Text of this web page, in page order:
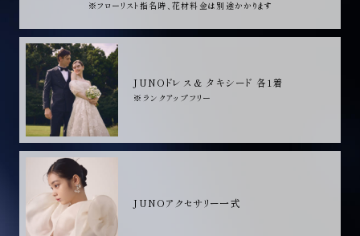
※フローリスト指名時、花材料金は別途かかります
JUNOドレス & タキシード 各1着
※ランクアップフリー
JUNOアクセサリー一式